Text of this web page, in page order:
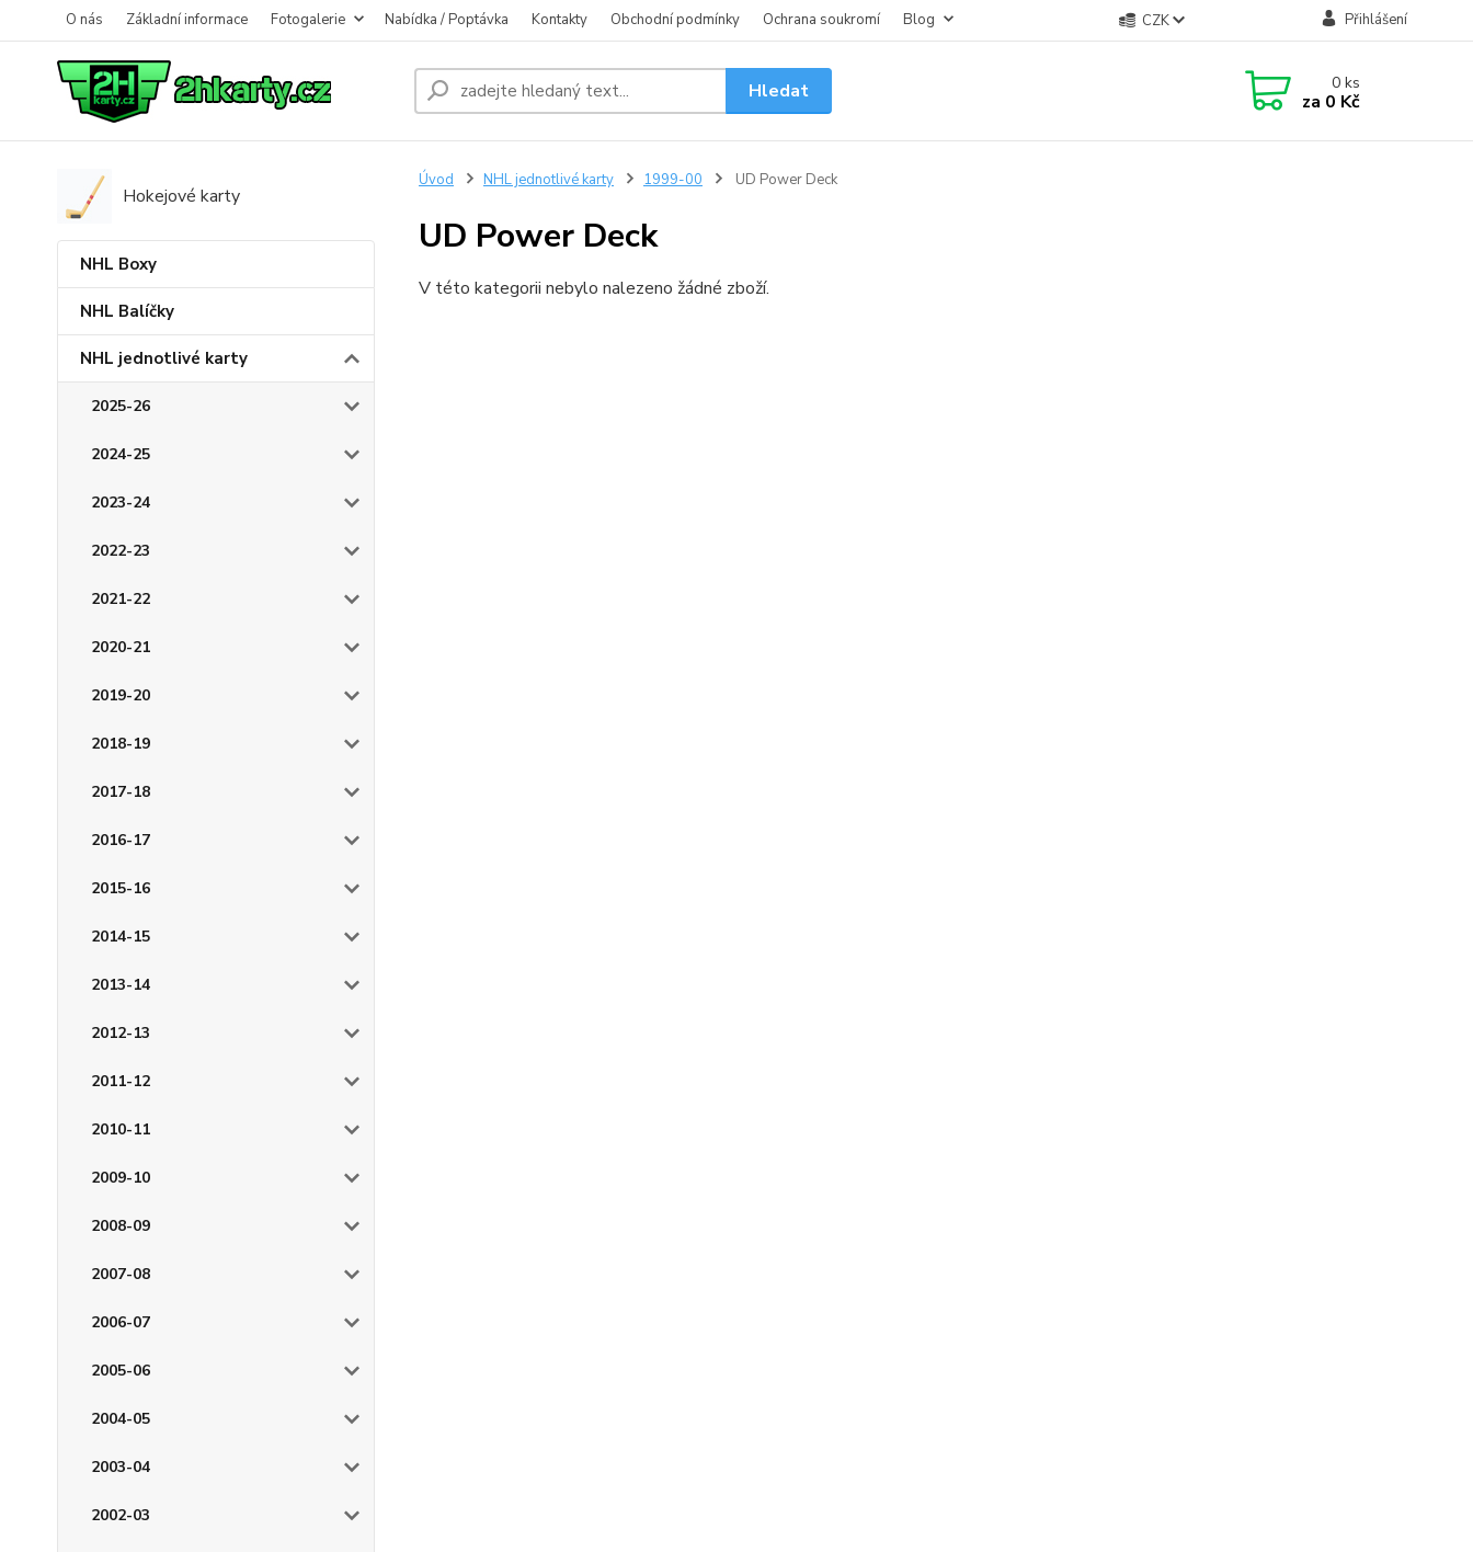
O nás Základní informace Fotogalerie Nabídka / Poptávka Kontakty Obchodní podmínky Ochrana soukromí Blog CZK Přihlášení
Hledat 0ks
za 0 Kč
Hokejové karty
NHL Boxy
NHL Balíčky
NHL jednotlivé karty
2025-26
2024-25
2023-24
2022-23
2021-22
2020-21
2019-20
2018-19
2017-18
2016-17
2015-16
2014-15
2013-14
2012-13
2011-12
2010-11
2009-10
2008-09
2007-08
2006-07
2005-06
2004-05
2003-04
2002-03
Úvod NHL jednotlivé karty 1999-00 UD Power Deck
UD Power Deck
V této kategorii nebylo nalezeno žádné zboží.